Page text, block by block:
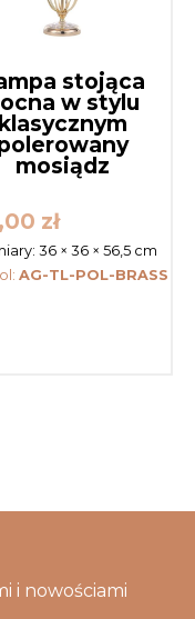
stojąca
w stylu
klasycznym
mosiądz
zł
36 × 36 × 56,5 cm
AG-TL-POL-BRASS
i nowościami